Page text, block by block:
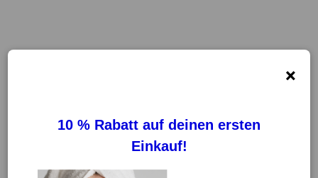
A-CERUMEN
×